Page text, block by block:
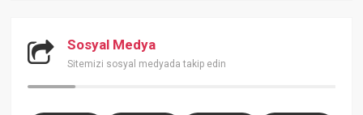
Sosyal Medya
Sitemizi sosyal medyada takip edin